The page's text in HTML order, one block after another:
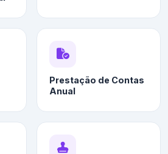
Prestação de Contas
Anual